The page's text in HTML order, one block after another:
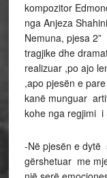
kompozitor
nga Anjeza
Nemuna, pjesa
tragjike dhe
realizuar ,po ajo
,apo pjesën e
kanë munguar
kohe nga regjimi i
-Në pjesën e dytë
gërshetuar me